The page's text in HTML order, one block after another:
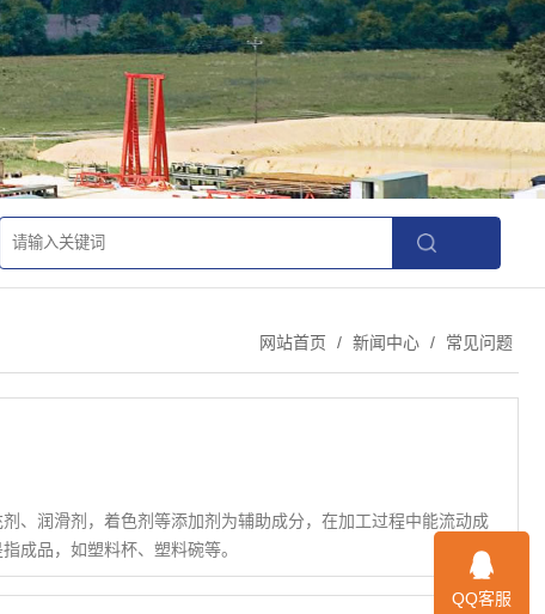
网站首页 / 新闻中心 / 常见问题
、润滑剂，着色剂等添加剂为辅助成分，在加工过程中能流动成
成品，如塑料杯、塑料碗等。
QQ客服